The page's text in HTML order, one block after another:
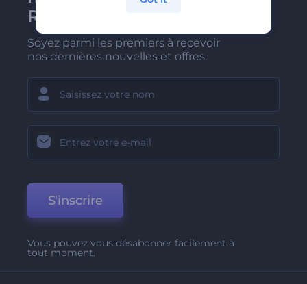
Renderforest
Soyez parmi les premiers à recevoir
nos dernières nouvelles et offres.
S'inscrire
Vous pouvez vous désabonner facilement à
tout moment.